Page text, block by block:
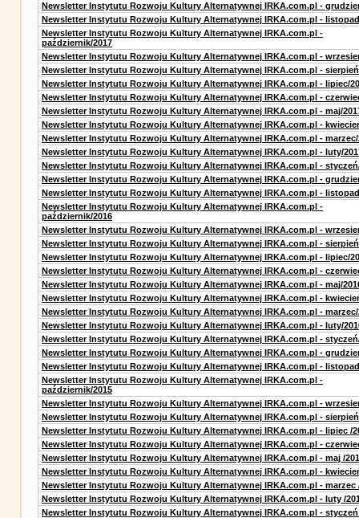
Newsletter Instytutu Rozwoju Kultury Alternatywnej IRKA.com.pl -
Newsletter Instytutu Rozwoju Kultury Alternatywnej IRKA.com.pl -
Newsletter Instytutu Rozwoju Kultury Alternatywnej IRKA.com.pl -
październik/2017
Newsletter Instytutu Rozwoju Kultury Alternatywnej IRKA.com.pl -
Newsletter Instytutu Rozwoju Kultury Alternatywnej IRKA.com.pl -
Newsletter Instytutu Rozwoju Kultury Alternatywnej IRKA.com.pl - lipiec/
Newsletter Instytutu Rozwoju Kultury Alternatywnej IRKA.com.pl -
Newsletter Instytutu Rozwoju Kultury Alternatywnej IRKA.com.pl - maj/
Newsletter Instytutu Rozwoju Kultury Alternatywnej IRKA.com.pl -
Newsletter Instytutu Rozwoju Kultury Alternatywnej IRKA.com.pl - marzec/
Newsletter Instytutu Rozwoju Kultury Alternatywnej IRKA.com.pl - luty/
Newsletter Instytutu Rozwoju Kultury Alternatywnej IRKA.com.pl -
Newsletter Instytutu Rozwoju Kultury Alternatywnej IRKA.com.pl -
Newsletter Instytutu Rozwoju Kultury Alternatywnej IRKA.com.pl -
Newsletter Instytutu Rozwoju Kultury Alternatywnej IRKA.com.pl -
październik/2016
Newsletter Instytutu Rozwoju Kultury Alternatywnej IRKA.com.pl -
Newsletter Instytutu Rozwoju Kultury Alternatywnej IRKA.com.pl -
Newsletter Instytutu Rozwoju Kultury Alternatywnej IRKA.com.pl - lipiec/
Newsletter Instytutu Rozwoju Kultury Alternatywnej IRKA.com.pl -
Newsletter Instytutu Rozwoju Kultury Alternatywnej IRKA.com.pl - maj/
Newsletter Instytutu Rozwoju Kultury Alternatywnej IRKA.com.pl -
Newsletter Instytutu Rozwoju Kultury Alternatywnej IRKA.com.pl - marzec/
Newsletter Instytutu Rozwoju Kultury Alternatywnej IRKA.com.pl - luty/
Newsletter Instytutu Rozwoju Kultury Alternatywnej IRKA.com.pl -
Newsletter Instytutu Rozwoju Kultury Alternatywnej IRKA.com.pl -
Newsletter Instytutu Rozwoju Kultury Alternatywnej IRKA.com.pl -
Newsletter Instytutu Rozwoju Kultury Alternatywnej IRKA.com.pl -
październik/2015
Newsletter Instytutu Rozwoju Kultury Alternatywnej IRKA.com.pl -
Newsletter Instytutu Rozwoju Kultury Alternatywnej IRKA.com.pl -
Newsletter Instytutu Rozwoju Kultury Alternatywnej IRKA.com.pl - lipiec /
Newsletter Instytutu Rozwoju Kultury Alternatywnej IRKA.com.pl -
Newsletter Instytutu Rozwoju Kultury Alternatywnej IRKA.com.pl - maj /
Newsletter Instytutu Rozwoju Kultury Alternatywnej IRKA.com.pl -
Newsletter Instytutu Rozwoju Kultury Alternatywnej IRKA.com.pl - marzec
Newsletter Instytutu Rozwoju Kultury Alternatywnej IRKA.com.pl - luty /
Newsletter Instytutu Rozwoju Kultury Alternatywnej IRKA.com.pl - styczeń